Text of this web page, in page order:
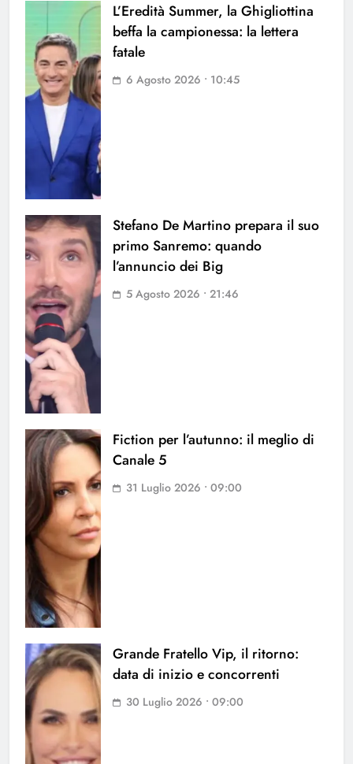
L’Eredità Summer, la Ghigliottina
beffa la campionessa: la lettera
fatale
6 Agosto 2026 • 10:45
Stefano De Martino prepara il suo
primo Sanremo: quando
l’annuncio dei Big
5 Agosto 2026 • 21:46
Fiction per l’autunno: il meglio di
Canale 5
31 Luglio 2026 • 09:00
Grande Fratello Vip, il ritorno:
data di inizio e concorrenti
30 Luglio 2026 • 09:00